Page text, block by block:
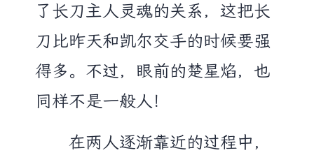
了长刀主人灵魂的关系，这把长
刀比昨天和凯尔交手的时候要强
得多。不过，眼前的楚星焰，也
同样不是一般人！
在两人逐渐靠近的过程中，